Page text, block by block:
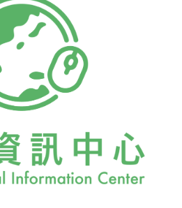
廚房」手冊，包括廚房管理、餐
到的問題提出改善準則，讓減少